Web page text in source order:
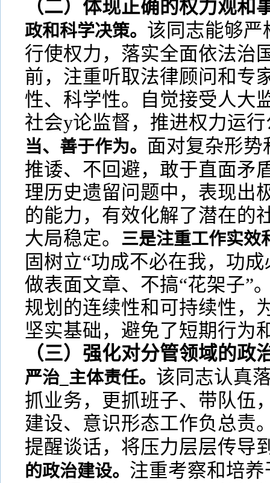
（二）体现正确的权力观和
政和科学决策。 该同志能够严
行使权力，落实全面依法治
前，注重听取法律顾问和专
性、科学性。自觉接受人大
社会y论监督，推进权力运
当、善于作为。 面对复杂形
推诿、不回避，敢于直面矛
理历史遗留问题中，表现出
的能力，有效化解了潜在的
大局稳定。 三是注重工作实效
固树立“功成不必在我，功
做表面文章、不搞“花架子”
规划的连续性和可持续性，
坚实基础，避免了短期行为
（三）强化对分管领域的政
严治_主体责任。 该同志认真
抓业务，更抓班子、带队伍
建设、意识形态工作负总责
提醒谈话，将压力层层传导
的政治建设。 注重考察和培